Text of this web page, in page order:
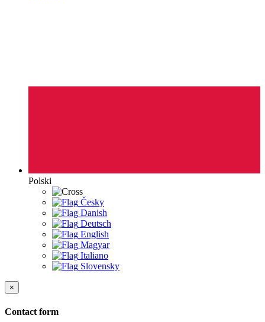
Polski
Česky
Danish
Deutsch
English
Magyar
Italiano
Slovensky
×
Contact form